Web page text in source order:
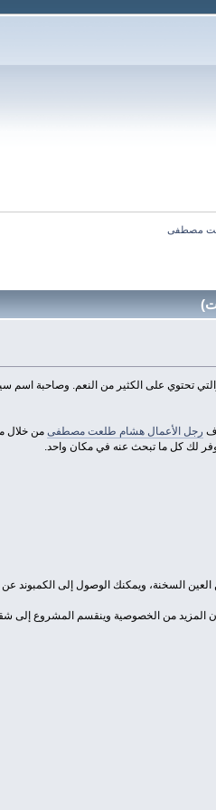
مصطفى
تحتوي على الكثير من النعم. وصاحبة اسم
رجل الأعمال هشام طلعت مصطفىمن خلال
توفر لك كل ما تبحث عنه في مكان واحد.
العين السخنة، ويمكنك الوصول إلى
المزيد من الخصوصية وينقسم المشروع إلى